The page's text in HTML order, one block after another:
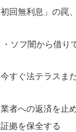
回無利息」の罠
ソフ闇から借り
すぐ法テラスま
者への返済を止
拠を保全する